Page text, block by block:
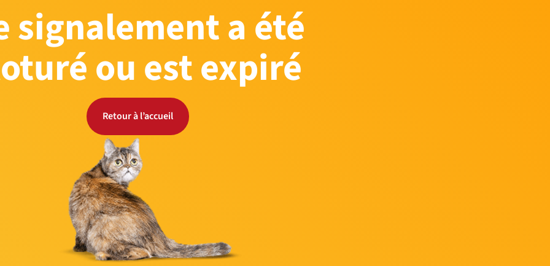
signalement a été
ou est expiré
Retour à l’accueil